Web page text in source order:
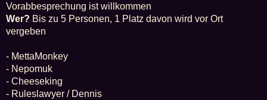
Vorabbesprechung ist willkommen
Wer? Bis zu 5 Personen, 1 Platz davon wird vor Ort
vergeben
- MettaMonkey
- Nepomuk
- Cheeseking
- Ruleslawyer / Dennis